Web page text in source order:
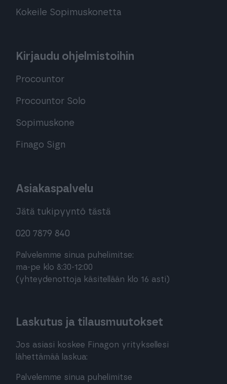
Kokeile Sopimuskonetta
Kirjaudu ohjelmistoihin
Procountor
Procountor Solo
Sopimuskone
Finago Sign
Asiakaspalvelu
Jätä tukipyyntö tästä
020 7879 840
Palvelemme sinua puhelimitse:
ma-pe klo 8:30-12:00
(yhteydenottoja käsitellään klo 16 asti)
Laskutus ja tilausmuutokset
Jos asiasi koskee Finagon yrityksellesi
lähettämää laskua:
Palvelemme sinua puhelimitse